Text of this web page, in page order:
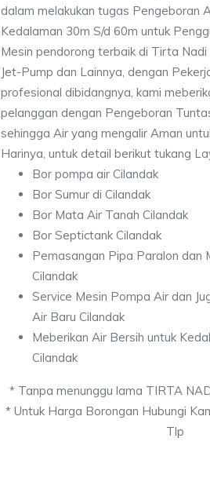
dalam melakukan tugas Pengeboran
Kedalaman 30m S/d 60m untuk
Mesin pendorong terbaik di Tirta
Jet-Pump dan Lainnya, dengan
profesional dibidangnya, kami
pelanggan dengan Pengeboran
sehingga Air yang mengalir Aman
Harinya, untuk detail berikut tukang
Bor pompa air Cilandak
Bor Sumur di Cilandak
Bor Mata Air Tanah Cilandak
Bor Septictank Cilandak
Pemasangan Pipa Paralon dan
Cilandak
Service Mesin Pompa Air dan
Air Baru Cilandak
Meberikan Air Bersih untuk
Cilandak
* Tanpa menunggu lama TIRTA
* Untuk Harga Borongan Hubungi
Tlp